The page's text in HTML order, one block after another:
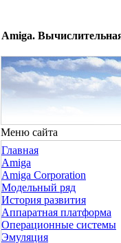
Amiga.
Меню сайта
Главная
Amiga
Amiga Corporation
Модельный ряд
История развития
Аппаратная платформа
Операционные системы
Эмуляция